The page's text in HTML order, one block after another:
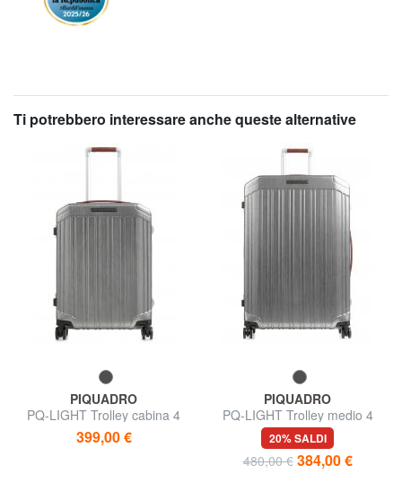
Ti potrebbero interessare anche queste alternative
PIQUADRO
PQ-LIGHT Trolley cabina 4
ruote
399,00 €
PIQUADRO
PQ-LIGHT Trolley medio 4
ruote
20% SALDI
480,00 € 384,00 €